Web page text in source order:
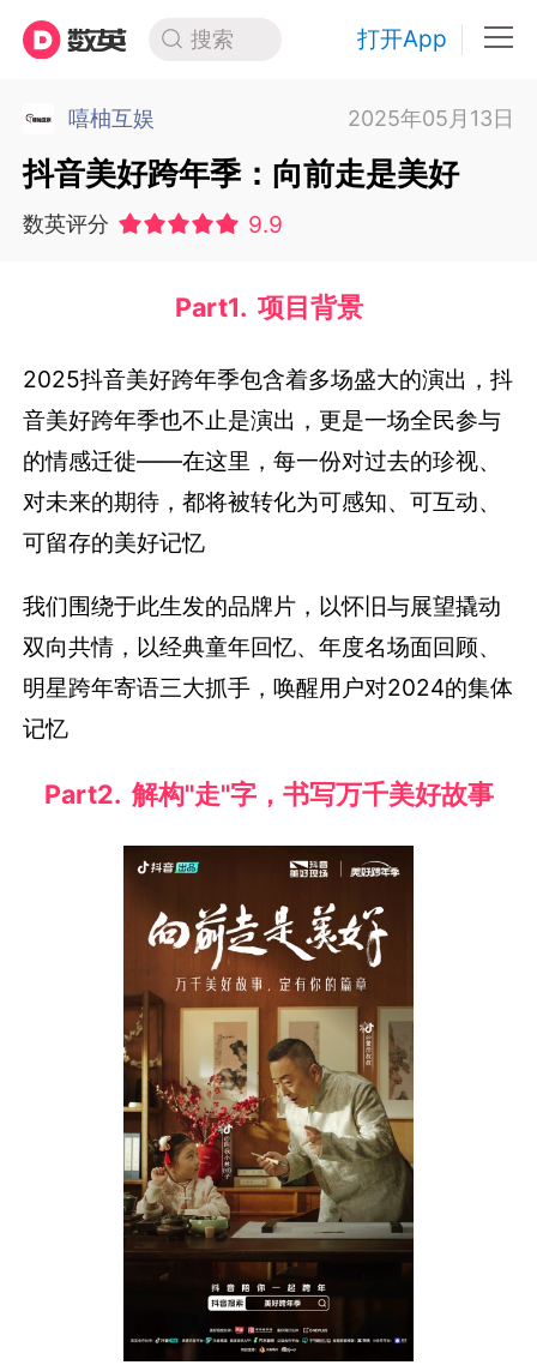
搜索 打开App
嘻柚互娱 2025年05月13日
抖音美好跨年季：向前走是美好
数英评分 9.9
Part1. 项目背景
2025抖音美好跨年季包含着多场盛大的演出，抖
音美好跨年季也不止是演出，更是一场全民参与
的情感迁徙——在这里，每一份对过去的珍视、
对未来的期待，都将被转化为可感知、可互动、
可留存的美好记忆
我们围绕于此生发的品牌片，以怀旧与展望撬动
双向共情，以经典童年回忆、年度名场面回顾、
明星跨年寄语三大抓手，唤醒用户对2024的集体
记忆
Part2. 解构"走"字，书写万千美好故事